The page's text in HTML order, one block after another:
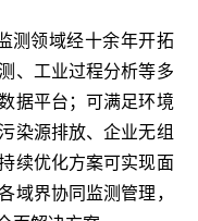
测领域经十余年开拓
、工业过程分析等多
据平台；可满足环境
染源排放、企业无组
续优化方案可实现面
域界协同监测管理，